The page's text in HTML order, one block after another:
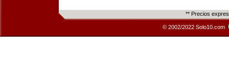
** Precios
© 2002/2022 Solo10.com